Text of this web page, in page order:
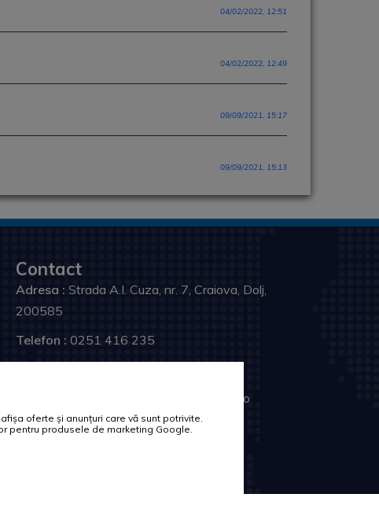
04/02/2022, 12:51
04/02/2022, 12:49
09/09/2021, 15:17
09/09/2021, 15:13
Contact
Adresa : Strada A.I. Cuza, nr. 7, Craiova, Dolj,
200585
Telefon : 0251 416 235
relatiicupublicul@primariacraiova.ro
Urmareste-ne:
oferte și anunțuri care vă sunt potrivite.
pentru produsele de marketing Google.